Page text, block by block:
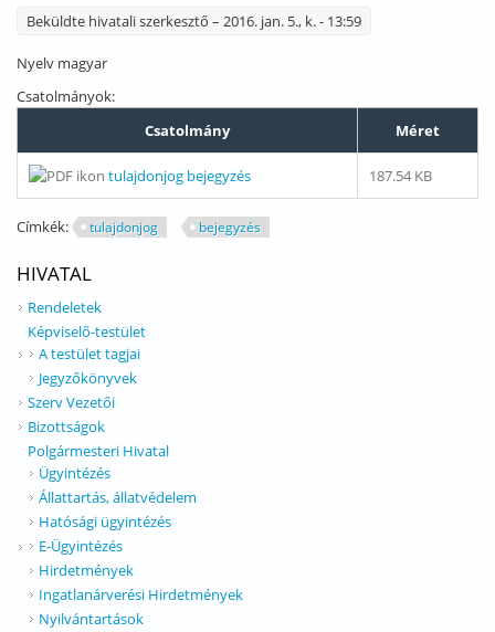
Beküldte hivatali szerkesztő – 2016. jan. 5., k. - 13:59
Nyelv magyar
Csatolmányok:
Csatolmány
Méret
tulajdonjog bejegyzés 187.54 KB
Címkék: tulajdonjog bejegyzés
HIVATAL
Rendeletek
Képviselő-testület
A testület tagjai
Jegyzőkönyvek
Szerv Vezetői
Bizottságok
Polgármesteri Hivatal
Ügyintézés
Állattartás, állatvédelem
Hatósági ügyintézés
E-Ügyintézés
Hirdetmények
Ingatlanárverési Hirdetmények
Nyilvántartások